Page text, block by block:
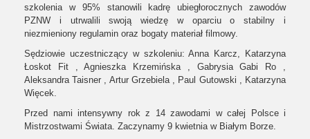
szkolenia w 95% stanowili kadrę ubiegłorocznych zawodów
PZNW i utrwalili swoją wiedzę w oparciu o stabilny i
niezmieniony regulamin oraz bogaty materiał filmowy.
Sędziowie uczestniczący w szkoleniu: Anna Karcz, Katarzyna
Łoskot Fit , Agnieszka Krzemińska , Gabrysia Gabi Ro ,
Aleksandra Taisner , Artur Grzebiela , Paul Gutowski , Katarzyna
Więcek.
Przed nami intensywny rok z 14 zawodami w całej Polsce i
Mistrzostwami Świata. Zaczynamy 9 kwietnia w Białym Borze.